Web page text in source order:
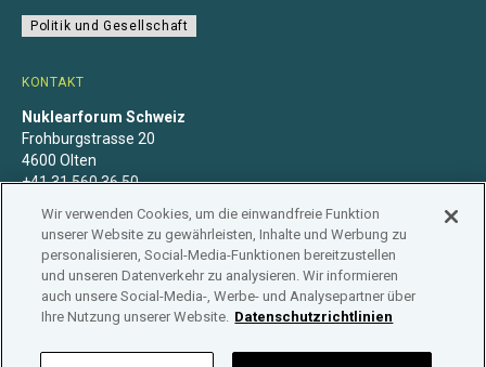
KONTAKT
Nuklearforum Schweiz
Frohburgstrasse 20
4600 Olten
+41 31 560 36 50
Politik und Gesellschaft
Datenschutzerklärung Impressum Mitgliedschaft
Branchenregister
Wir verwenden Cookies, um die einwandfreie Funktion
unserer Website zu gewährleisten, Inhalte und Werbung zu
personalisieren, Social-Media-Funktionen bereitzustellen
und unseren Datenverkehr zu analysieren. Wir informieren
auch unsere Social-Media-, Werbe- und Analysepartner über
Ihre Nutzung unserer Website. Datenschutzrichtlinien